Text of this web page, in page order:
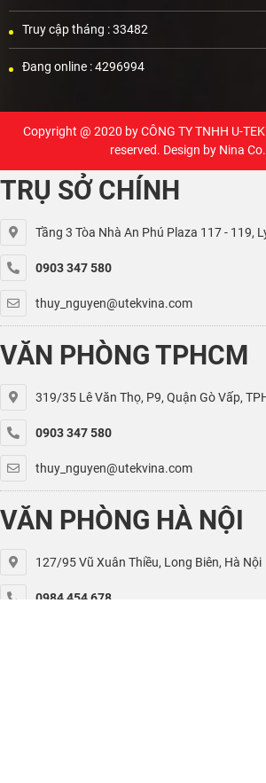
Truy cập tháng :33482
Đang online :4296994
Copyright @ 2020 byCÔNG TY TNHH U-
reserved. Design by Nina
TRỤ SỞ CHÍNH
Tầng 3 Tòa Nhà An Phú Plaza 117 - 119,
0903 347 580
thuy_nguyen@utekvina.com
VĂN PHÒNG TPHCM
319/35 Lê Văn Thọ, P9, Quận Gò Vấp,
0903 347 580
thuy_nguyen@utekvina.com
VĂN PHÒNG HÀ NỘI
127/95 Vũ Xuân Thiều, Long Biên, Hà Nội
0984 454 678